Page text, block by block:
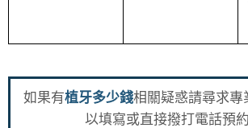
如果有植牙多少錢相關疑惑請尋求專
以填寫或直接撥打電話預